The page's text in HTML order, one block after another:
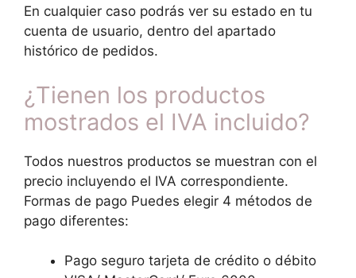
En cualquier caso podrás ver su estado en tu
cuenta de usuario, dentro del apartado
histórico de pedidos.
¿Tienen los productos
mostrados el IVA incluido?
Todos nuestros productos se muestran con el
precio incluyendo el IVA correspondiente.
Formas de pago Puedes elegir 4 métodos de
pago diferentes:
Pago seguro tarjeta de crédito o débito